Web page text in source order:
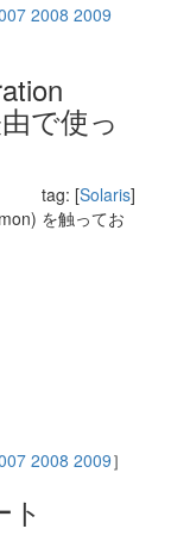
2008 2009
で使っ
tag: [Solaris]
を触ってお
2008 2009］